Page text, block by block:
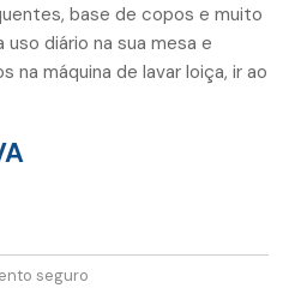
base de copos e muito
diário na sua mesa e
na máquina de lavar loiça, ir ao
seguro